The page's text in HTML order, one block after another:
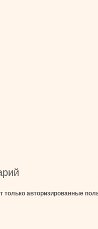
только авторизированные